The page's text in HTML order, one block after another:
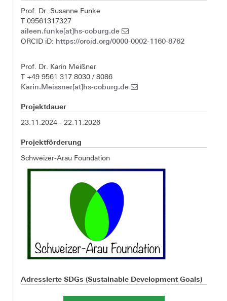
Prof. Dr. Susanne Funke
T 09561317327
aileen.funke[at]hs-coburg.de
ORCID iD: https://orcid.org/0000-0002-1160-8762
Prof. Dr. Karin Meißner
T +49 9561 317 8030 / 8086
Karin.Meissner[at]hs-coburg.de
Projektdauer
23.11.2024 - 22.11.2026
Projektförderung
Schweizer-Arau Foundation
Adressierte SDGs (Sustainable Development Goals)